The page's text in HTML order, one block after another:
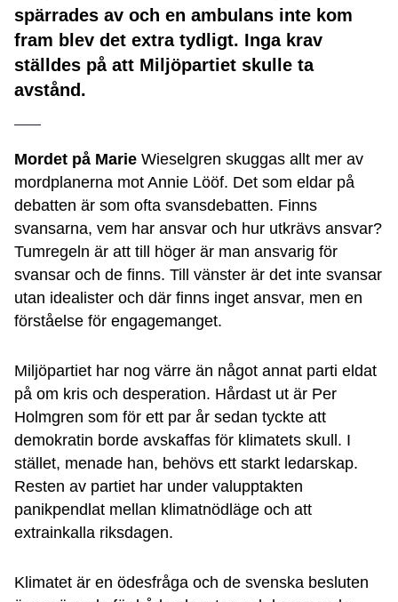
spärrades av och en ambulans inte kom
fram blev det extra tydligt. Inga krav
ställdes på att Miljöpartiet skulle ta
avstånd.
Mordet på Marie Wieselgren skuggas allt mer av
mordplanerna mot Annie Lööf. Det som eldar på
debatten är som ofta svansdebatten. Finns
svansarna, vem har ansvar och hur utkrävs ansvar?
Tumregeln är att till höger är man ansvarig för
svansar och de finns. Till vänster är det inte svansar
utan idealister och där finns inget ansvar, men en
förståelse för engagemanget.
Miljöpartiet har nog värre än något annat parti eldat
på om kris och desperation. Hårdast ut är Per
Holmgren som för ett par år sedan tyckte att
demokratin borde avskaffas för klimatets skull. I
stället, menade han, behövs ett starkt ledarskap.
Resten av partiet har under valupptakten
panikpendlat mellan klimatnödläge och att
extrainkalla riksdagen.
Klimatet är en ödesfråga och de svenska besluten